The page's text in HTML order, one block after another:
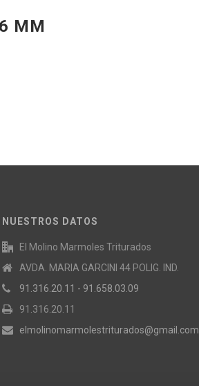
MM
NUESTROS DATOS
El Molino Marmoles Triturados
AVDA. MARIA GARCINI 44 POLIG. IND.
91.316.20.11 - 91.658.03.09
91.316.20.11
elmolinomarmolestriturados@gmail.com